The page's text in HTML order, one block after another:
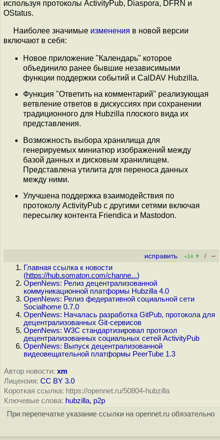
используя протоколы ActivityPub, Diaspora, DFRN и
OStatus.
Наиболее значимые изменения в новой версии
включают в себя:
Новое приложение "Календарь" которое
объединило ранее бывшие независимыми
функции поддержки событий и CalDAV Hubzilla.
Функция "Ответить на комментарий" реализующая
ветвление ответов в дискуссиях при сохранении
традиционного для Hubzilla плоского вида их
представления.
Возможность выбора хранилища для
генерируемых миниатюр изображений между
базой данных и дисковым хранилищем.
Представлена утилита для переноса данных
между ними.
Улучшена поддержка взаимодействия по
протоколу ActivityPub с другими сетями включая
пересылку контента Friendica и Mastodon.
исправить +14 + / –
Главная ссылка к новости
(https://hub.somaton.com/channe...)
OpenNews: Релиз децентрализованной
коммуникационной платформы Hubzilla 4.0
OpenNews: Релиз федеративной социальной сети
Socialhome 0.7.0
OpenNews: Началась разработка GitPub, протокола для
децентрализованных Git-сервисов
OpenNews: W3C стандартизировал протокол
децентрализованных социальных сетей ActivityPub
OpenNews: Выпуск децентрализованной
видеовещательной платформы PeerTube 1.3
Автор новости: xm
Лицензия: CC BY 3.0
Короткая ссылка: https://opennet.ru/50804-hubzilla
Ключевые слова: hubzilla, p2p
При перепечатке указание ссылки на opennet.ru обязательно